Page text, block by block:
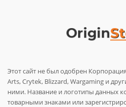
Этот сайт не был одобрен
Arts, Crytek, Blizzard, Wargaming и
ними. Название и логотипы данных
товарными знаками или